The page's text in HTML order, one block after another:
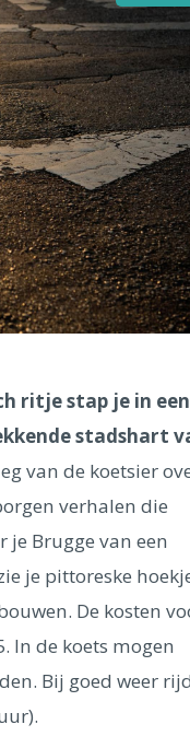
Venetië
Florence
Budapest
ritje stap je in een
stadshart
van de koetsier
verhalen die
je Brugge van een
je pittoreske
De kosten
In de koets mogen
Bij goed weer